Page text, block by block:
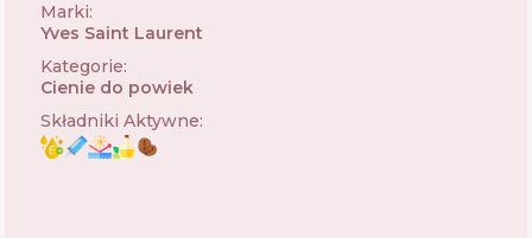
Marki:
Yves Saint Laurent
Kategorie:
Cienie do powiek
Składniki Aktywne: